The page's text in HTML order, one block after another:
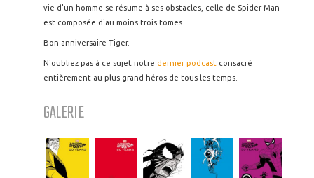
vie d'un homme se résume à ses obstacles, celle de Spider-Man
est composée d'au moins trois tomes.
Bon anniversaire Tiger.
N'oubliez pas à ce sujet notre dernier podcast consacré
entièrement au plus grand héros de tous les temps.
GALERIE